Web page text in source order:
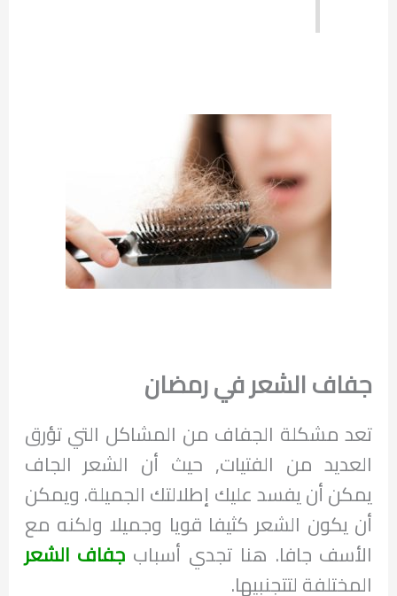
جفاف الشعر في رمضان
تعد مشكلة الجفاف من المشاكل التي تؤرق
العديد من الفتيات, حيث أن الشعر الجاف
يمكن أن يفسد عليك إطلالتك الجميلة. ويمكن
أن يكون الشعر كثيفا قويا وجميلا ولكنه مع
الأسف جافا. هنا تجدي أسباب جفاف الشعر
المختلفة لتتجنبيها.